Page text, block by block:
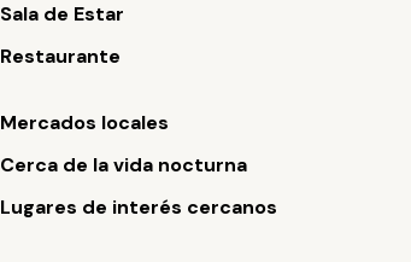
Sala de Estar
Restaurante
Mercados locales
Cerca de la vida nocturna
Lugares de interés cercanos